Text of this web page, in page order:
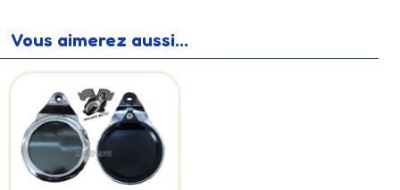
Vous aimerez aussi...